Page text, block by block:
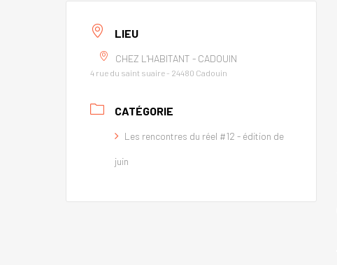
LIEU
CHEZ L'HABITANT - CADOUIN
4 rue du saint suaire - 24480 Cadouin
CATÉGORIE
Les rencontres du réel #12 - édition de
juin